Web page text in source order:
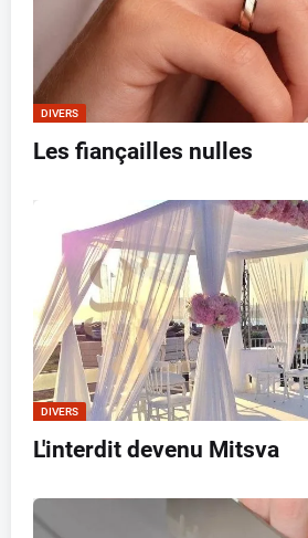
DIVERS
Les fiançailles nulles
DIVERS
L'interdit devenu Mitsva